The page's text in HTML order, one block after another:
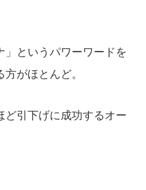
」というパワーワードを
がほとんど。
ど引下げに成功するオー